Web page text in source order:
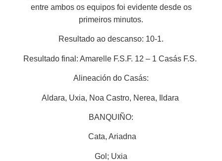
entre ambos os equipos foi evidente desde os
primeiros minutos.
Resultado ao descanso: 10-1.
Resultado final: Amarelle F.S.F. 12 – 1 Casás F.S.
Alineación do Casás:
Aldara, Uxia, Noa Castro, Nerea, Ildara
BANQUIÑO:
Cata, Ariadna
Gol; Uxia